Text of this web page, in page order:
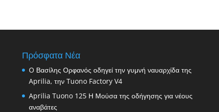
Πρόσφατα Νέα
O Βασίλης Ορφανός οδηγεί την γυμνή ναυαρχίδα της
Aprilia, την Tuono Factory V4
Aprilia Tuono 125 Η Μούσα της οδήγησης για νέους
αναβάτες